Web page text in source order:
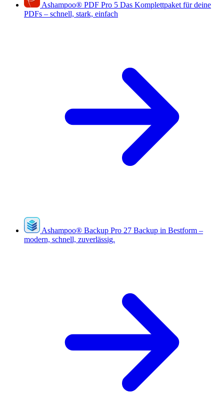
Ashampoo® PDF Pro 5 Das Komplettpaket für deine
PDFs – schnell, stark, einfach
Ashampoo® Backup Pro 27 Backup in Bestform –
modern, schnell, zuverlässig.